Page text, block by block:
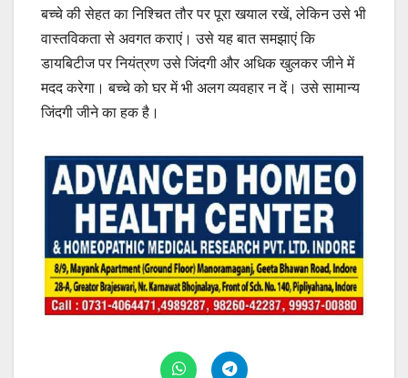
बच्चे की सेहत का निश्चित तौर पर पूरा खयाल रखें, लेकिन उसे भी
वास्तविकता से अवगत कराएं। उसे यह बात समझाएं कि
डायबिटीज पर नियंत्रण उसे जिंदगी और अधिक खुलकर जीने में
मदद करेगा। बच्चे को घर में भी अलग व्यवहार न दें। उसे सामान्य
जिंदगी जीने का हक है।